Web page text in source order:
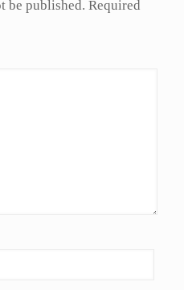
be published. Required